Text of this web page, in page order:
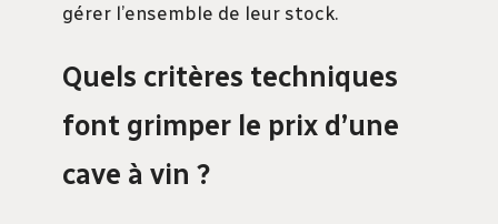
gérer l’ensemble de leur stock.
Quels critères techniques
font grimper le prix d’une
cave à vin ?